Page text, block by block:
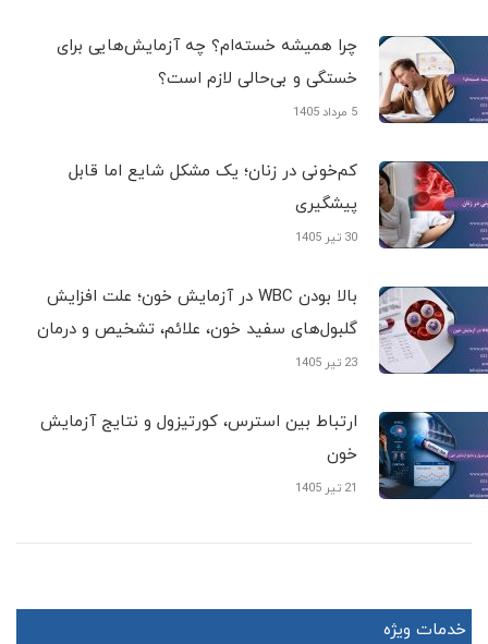
چرا همیشه خسته‌ام؟ چه آزمایش‌هایی برای
خستگی و بی‌حالی لازم است؟
5 مرداد 1405
کم‌خونی در زنان؛ یک مشکل شایع اما قابل
پیشگیری
30 تیر 1405
بالا بودن WBC در آزمایش خون؛ علت افزایش
گلبول‌های سفید خون، علائم، تشخیص و درمان
23 تیر 1405
ارتباط بین استرس، کورتیزول و نتایج آزمایش
خون
21 تیر 1405
خدمات ویژه